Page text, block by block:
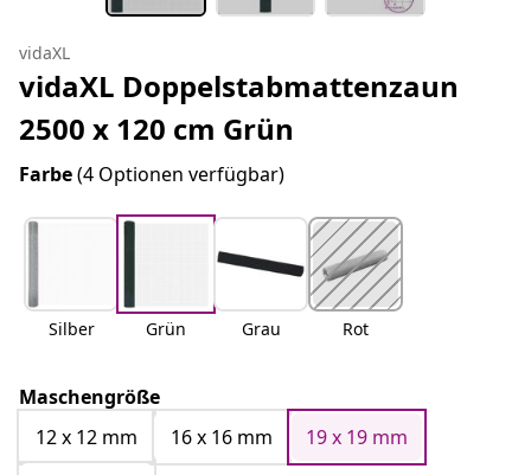
vidaXL
vidaXL Doppelstabmattenzaun
2500 x 120 cm Grün
Farbe(4 Optionen verfügbar)
Silber Grün Grau Rot
Maschengröße
12 x 12 mm
16 x 16 mm
19 x 19 mm